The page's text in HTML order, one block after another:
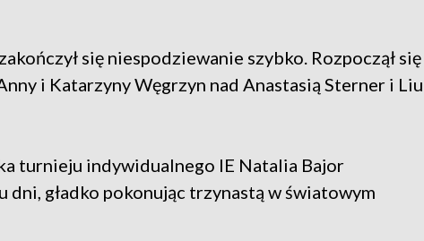
się niespodziewanie szybko. Rozpoczął się
i Katarzyny Węgrzyn nad Anastasią Sterner i Liu
turnieju indywidualnego IE Natalia Bajor
dni, gładko pokonując trzynastą w światowym